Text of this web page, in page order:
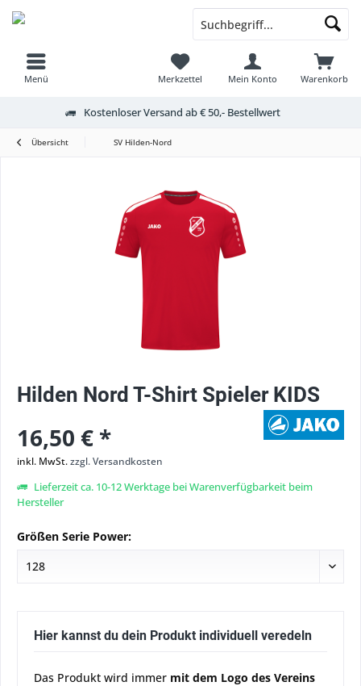
Menü Warenkorb
Merkzettel Mein Konto
Kostenloser Versand ab € 50,- Bestellwert
Übersicht SV Hilden-Nord
Hilden Nord T-Shirt Spieler KIDS
16,50 € *
inkl. MwSt.zzgl. Versandkosten
Lieferzeit ca. 10-12 Werktage bei Warenverfügbarkeit beim
Hersteller
Größen Serie Power:
Hier kannst du dein Produkt individuell veredeln
Das Produkt wird immer mit dem Logo des Vereins